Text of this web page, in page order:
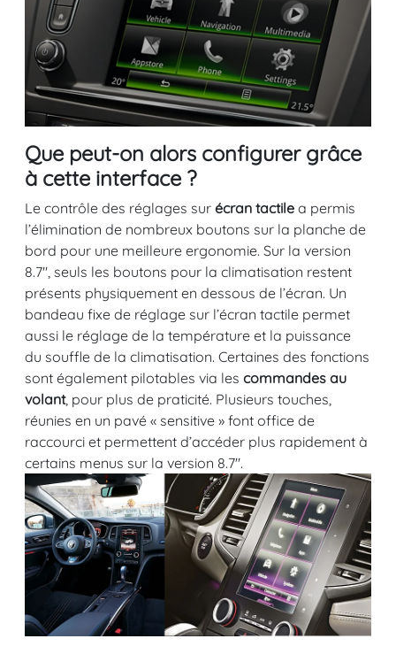
Que peut-on alors configurer grâce
à cette interface ?
Le contrôle des réglages sur écran tactile a permis
l’élimination de nombreux boutons sur la planche de
bord pour une meilleure ergonomie. Sur la version
8.7", seuls les boutons pour la climatisation restent
présents physiquement en dessous de l’écran. Un
bandeau fixe de réglage sur l’écran tactile permet
aussi le réglage de la température et la puissance
du souffle de la climatisation. Certaines des fonctions
sont également pilotables via les commandes au
volant, pour plus de praticité. Plusieurs touches,
réunies en un pavé « sensitive » font office de
raccourci et permettent d’accéder plus rapidement à
certains menus sur la version 8.7".